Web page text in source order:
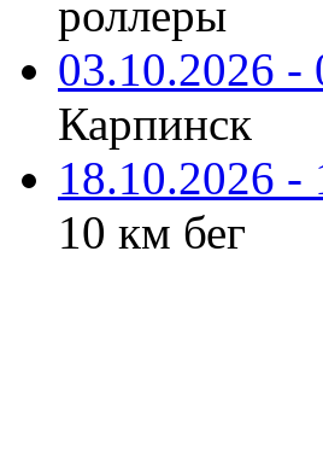
роллеры
03.10.2026 -
Карпинск
18.10.2026 -
10 км бег